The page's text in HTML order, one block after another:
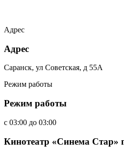
Адрес
Адрес
Саранск, ул Советская, д 55А
Режим работы
Режим работы
c 03:00 до 03:00
Кинотеатр «Синема Стар»